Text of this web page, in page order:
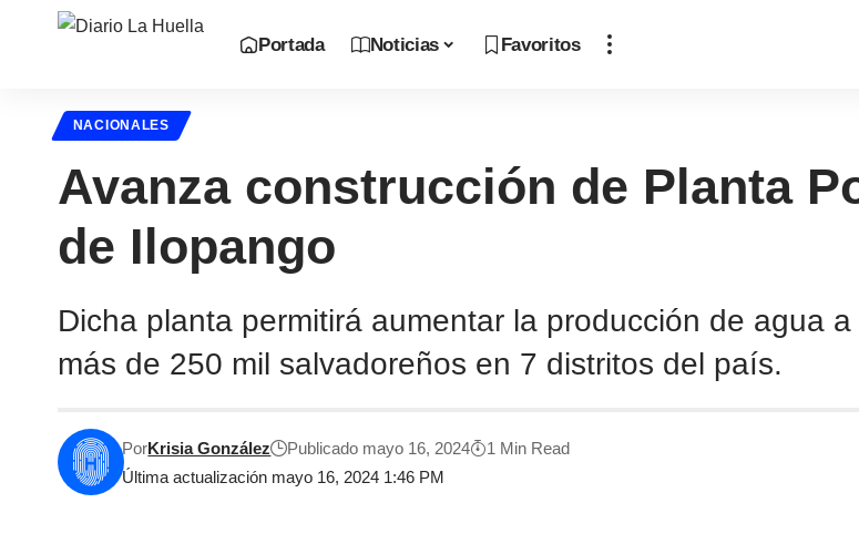
Portada Noticias Favoritos
NACIONALES
Avanza construcción de Planta
de Ilopango
Dicha planta permitirá aumentar la producción de agua
más de 250 mil salvadoreños en 7 distritos del país.
Última actualización mayo 16, 2024 1:46 PM
PorKrisia González Publicado mayo 16, 2024 1 Min Read